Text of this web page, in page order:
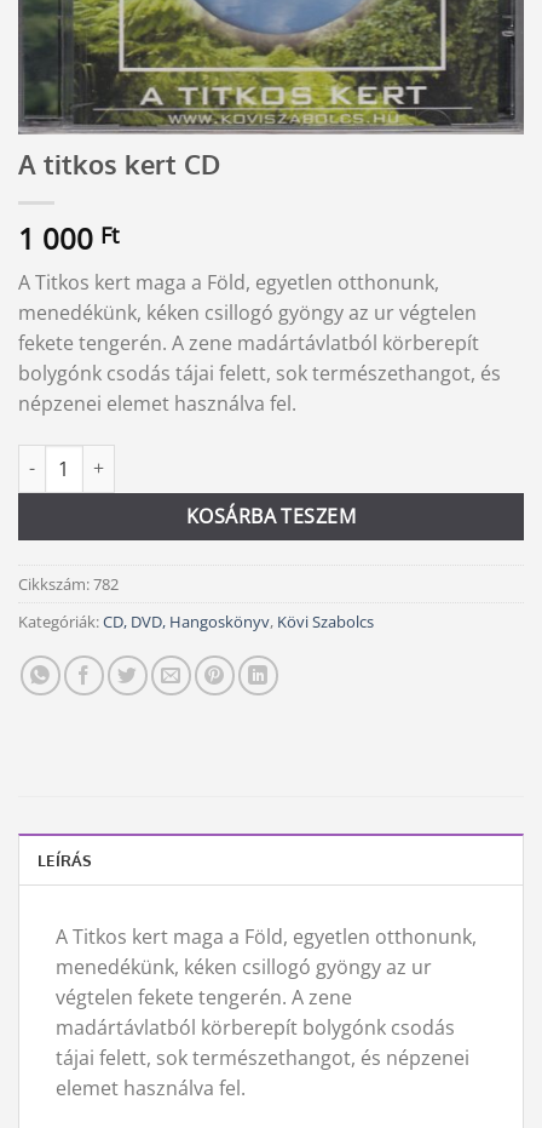
A titkos kert CD
1 000 Ft
A Titkos kert maga a Föld, egyetlen otthonunk,
menedékünk, kéken csillogó gyöngy az ur végtelen
fekete tengerén. A zene madártávlatból körberepít
bolygónk csodás tájai felett, sok természethangot, és
népzenei elemet használva fel.
A titkos kert CD mennyiség
KOSÁRBA TESZEM
Alternative:
Cikkszám:782
Kategóriák:CD, DVD, Hangoskönyv, Kövi Szabolcs
LEÍRÁS
A Titkos kert maga a Föld, egyetlen otthonunk,
menedékünk, kéken csillogó gyöngy az ur
végtelen fekete tengerén. A zene
madártávlatból körberepít bolygónk csodás
tájai felett, sok természethangot, és népzenei
elemet használva fel.